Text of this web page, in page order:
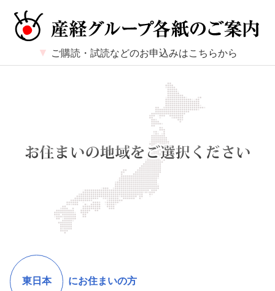
ご購読・試読などのお申込みはこちらから
東日本 にお住まいの方